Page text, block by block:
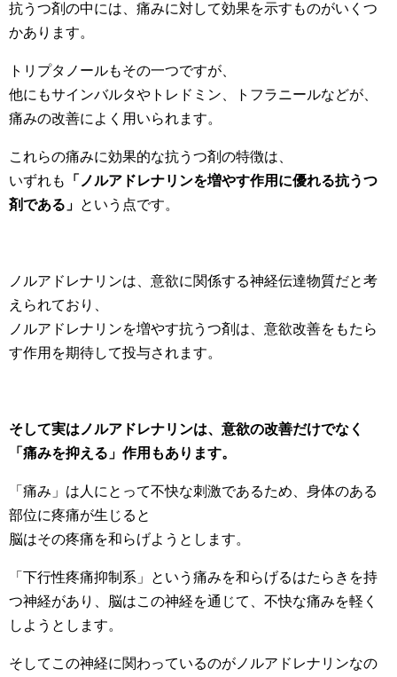
抗うつ剤の中には、痛みに対して効果を示すものがいくつ
かあります。
トリプタノールもその一つですが、
他にもサインバルタやトレドミン、トフラニールなどが、
痛みの改善によく用いられます。
これらの痛みに効果的な抗うつ剤の特徴は、
いずれも
「ノルアドレナリンを増やす作用に優れる抗うつ
剤である」 という点です。
ノルアドレナリンは、意欲に関係する神経伝達物質だと考
えられており、
ノルアドレナリンを増やす抗うつ剤は、意欲改善をもたら
す作用を期待して投与されます。
そして実はノルアドレナリンは、意欲の改善だけでなく
「痛みを抑える」作用もあります。
「痛み」は人にとって不快な刺激であるため、身体のある
部位に疼痛が生じると
脳はその疼痛を和らげようとします。
「下行性疼痛抑制系」という痛みを和らげるはたらきを持
つ神経があり、脳はこの神経を通じて、不快な痛みを軽く
しようとします。
そしてこの神経に関わっているのがノルアドレナリンなの